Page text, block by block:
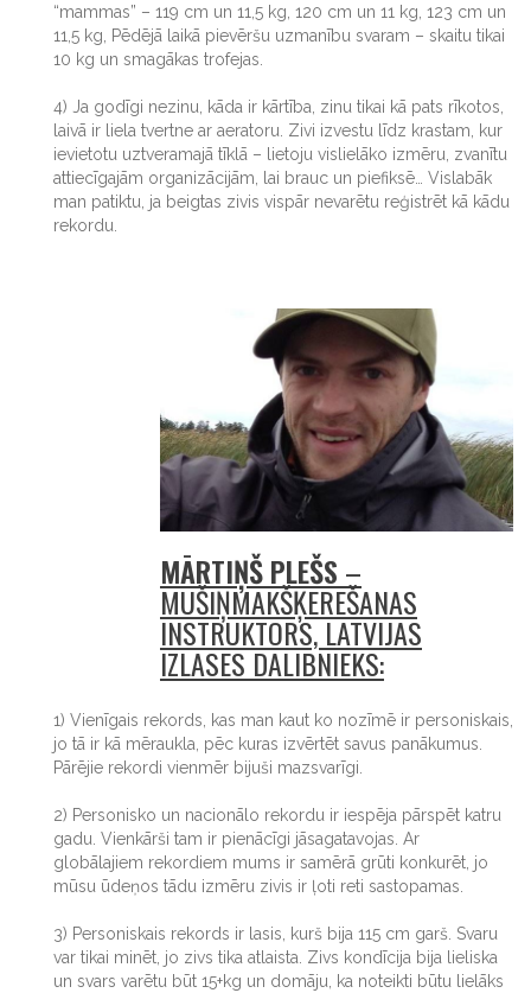
“mammas” – 119 cm un 11,5 kg, 120 cm un 11 kg, 123 cm un
11,5 kg, Pēdējā laikā pievēršu uzmanību svaram – skaitu tikai
10 kg un smagākas trofejas.
4) Ja godīgi nezinu, kāda ir kārtība, zinu tikai kā pats rīkotos,
laivā ir liela tvertne ar aeratoru. Zivi izvestu līdz krastam, kur
ievietotu uztveramajā tīklā – lietoju vislielāko izmēru, zvanītu
attiecīgajām organizācijām, lai brauc un piefiksē… Vislabāk
man patiktu, ja beigtas zivis vispār nevarētu reģistrēt kā kādu
rekordu.
MĀRTIŅŠ PLEŠS –
MUŠIŅMAKŠĶERĒŠANAS
INSTRUKTORS, LATVIJAS
IZLASES DALĪBNIEKS:
1) Vienīgais rekords, kas man kaut ko nozīmē ir personiskais,
jo tā ir kā mēraukla, pēc kuras izvērtēt savus panākumus.
Pārējie rekordi vienmēr bijuši mazsvarīgi.
2) Personisko un nacionālo rekordu ir iespēja pārspēt katru
gadu. Vienkārši tam ir pienācīgi jāsagatavojas. Ar
globālajiem rekordiem mums ir samērā grūti konkurēt, jo
mūsu ūdeņos tādu izmēru zivis ir ļoti reti sastopamas.
3) Personiskais rekords ir lasis, kurš bija 115 cm garš. Svaru
var tikai minēt, jo zivs tika atlaista. Zivs kondīcija bija lieliska
un svars varētu būt 15+kg un domāju, ka noteikti būtu lielāks